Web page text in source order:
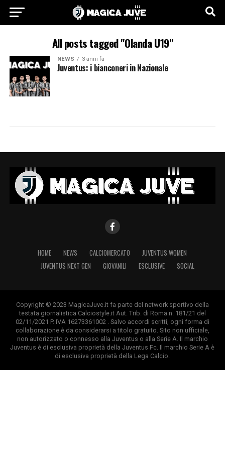
All posts tagged "Olanda U19"
NEWS 3 anni fa
Juventus: i bianconeri in Nazionale
HOME NEWS CALCIOMERCATO
JUVENTUS WOMEN
JUVENTUS NEXT GEN
GIOVANILI ESCLUSIVE SOCIAL
Copyright © 2023 MagicaJuve.it fa parte del network sportivo della
testata giornalistica Calciostyle.it Aut. Trib. di Roma n. 181/21 del
02/11/2021 P. IVA 16273361002 . Salvo accordi scritti, ogni forma di
collaborazione è da considerarsi a titolo gratuito. Sito non ufficiale,
non autorizzato o connesso alla Juventus o alla Serie A. Il marchio
Juventus è di esclusiva proprietà della Juventus Fc. Il marchio Serie A è
di esclusiva proprietà della Lega Calcio.